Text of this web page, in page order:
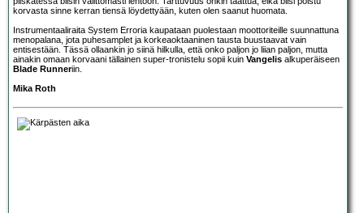
korvasta sinne kerran tiensä löydettyään, kuten olen saanut huomata.
Instrumentaaliraita System Erroria kaupataan puolestaan moottoriteille suunnattuna
menopalana, jota puhesamplet ja korkeaoktaaninen tausta buustaavat vain
entisestään. Tässä ollaankin jo siinä hilkulla, että onko paljon jo liian paljon, mutta
ainakin omaan korvaani tällainen super-tronistelu sopii kuin Vangelis alkuperäiseen
Blade Runneriin.
Mika Roth